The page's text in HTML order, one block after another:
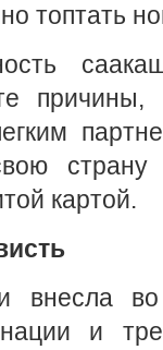
топтать
причины,
картой.
внесла
и